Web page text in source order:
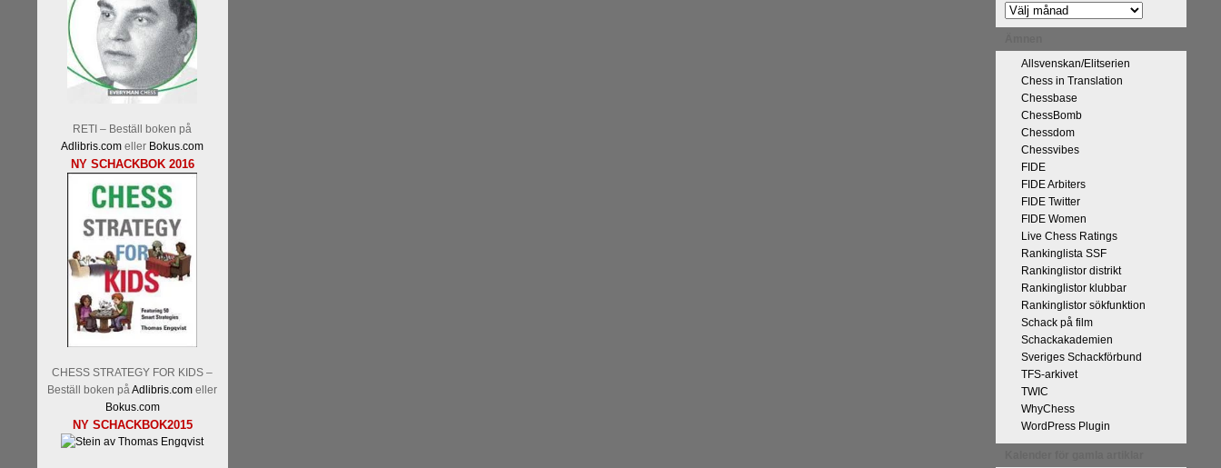
RETI – Beställ boken på
Adlibris.com eller Bokus.com
NY SCHACKBOK 2016
CHESS STRATEGY FOR KIDS –
Beställ boken påAdlibris.com eller
Bokus.com
NY SCHACKBOK2015
Allsvenskan/Elitserien
Chess in Translation
Chessbase
ChessBomb
Chessdom
Chessvibes
FIDE
FIDE Arbiters
FIDE Twitter
FIDE Women
Live Chess Ratings
Rankinglista SSF
Rankinglistor distrikt
Rankinglistor klubbar
Rankinglistor sökfunktion
Schack på film
Schackakademien
Sveriges Schackförbund
TFS-arkivet
TWIC
WhyChess
WordPress Plugin